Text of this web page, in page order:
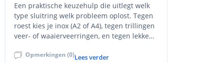
Een praktische keuzehulp die uitlegt welk
type sluitring welk probleem oplost. Tegen
roest kies je inox (A2 of A4), tegen trillingen
veer- of waaierveerringen, en tegen lekken
en carrosserieringen verdelen druk. Met
Opmerkingen (0)Lees verder